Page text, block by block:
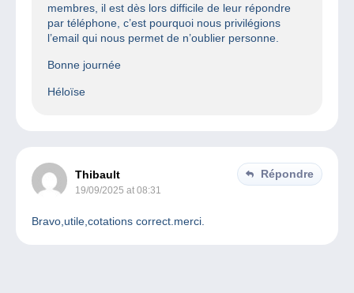
membres, il est dès lors difficile de leur répondre
par téléphone, c’est pourquoi nous privilégions
l’email qui nous permet de n’oublier personne.
Bonne journée
Héloïse
Thibault
19/09/2025 at 08:31
Répondre
Bravo,utile,cotations correct.merci.